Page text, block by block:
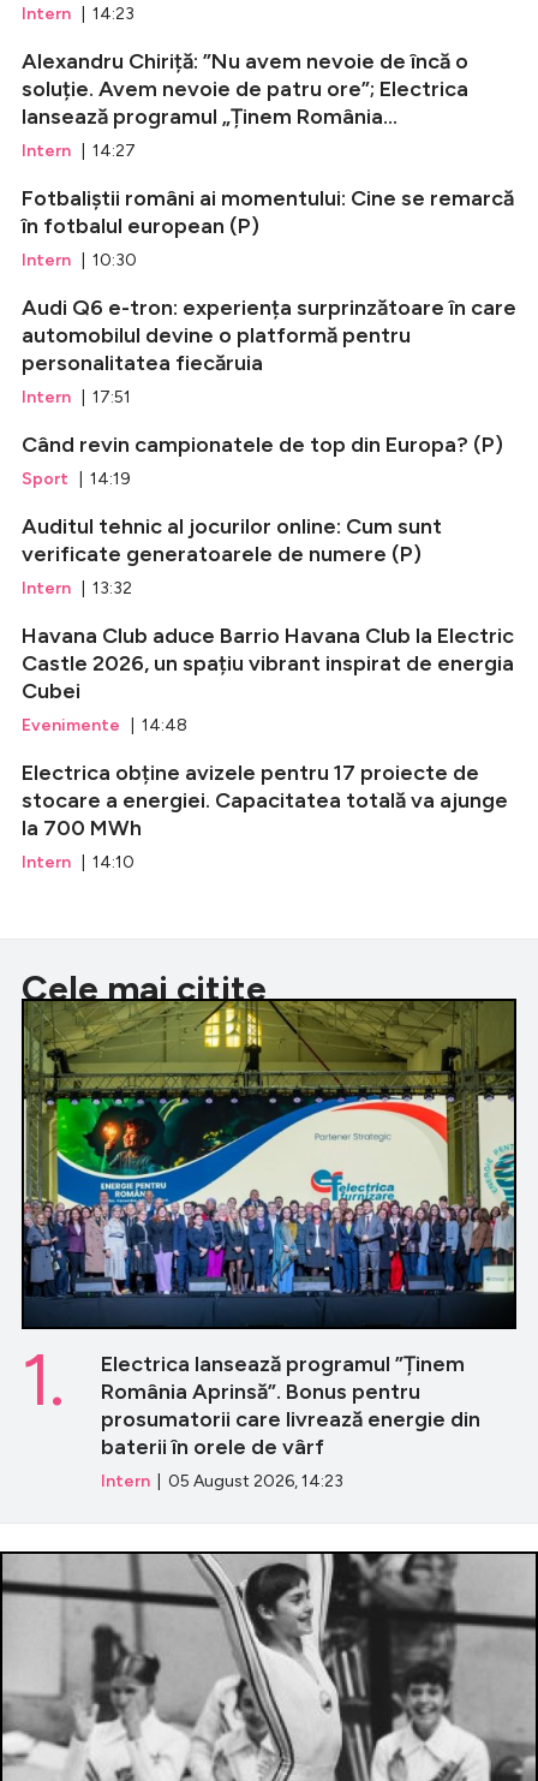
Intern | 14:23
Alexandru Chiriță: ”Nu avem nevoie de încă o
soluție. Avem nevoie de patru ore”; Electrica
lansează programul „Ținem România...
Intern | 14:27
Fotbaliștii români ai momentului: Cine se remarcă
în fotbalul european (P)
Intern | 10:30
Audi Q6 e-tron: experiența surprinzătoare în care
automobilul devine o platformă pentru
personalitatea fiecăruia
Intern | 17:51
Când revin campionatele de top din Europa? (P)
Sport | 14:19
Auditul tehnic al jocurilor online: Cum sunt
verificate generatoarele de numere (P)
Intern | 13:32
Havana Club aduce Barrio Havana Club la Electric
Castle 2026, un spațiu vibrant inspirat de energia
Cubei
Evenimente | 14:48
Electrica obține avizele pentru 17 proiecte de
stocare a energiei. Capacitatea totală va ajunge
la 700 MWh
Intern | 14:10
Cele mai citite
Electrica lansează programul ”Ținem
România Aprinsă”. Bonus pentru
prosumatorii care livrează energie din
baterii în orele de vârf
Intern | 05 August 2026, 14:23
1.